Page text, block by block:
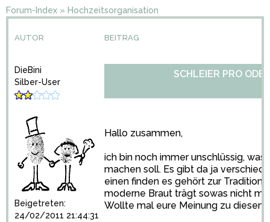
Forum-Index » Hochzeitsorganisation
AUTOR BEITRAG
DieBini
Silber-User
Beigetreten:
24/02/2011 21:44:31
SCHLEIER PRO
Hallo zusammen,
ich bin noch immer unschlüssig,
machen soll. Es gibt da ja
einen finden es gehört zur Tradition,
moderne Braut trägt sowas nicht
Wollte mal eure Meinung zu diesem